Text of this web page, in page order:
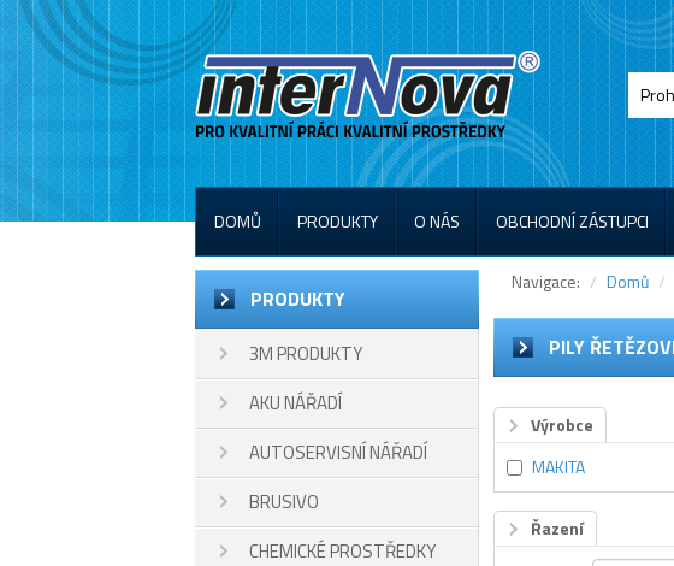
DOMŮ PRODUKTY O NÁS OBCHODNÍ ZÁSTUPCI
PRODUKTY
3M PRODUKTY
AKU NÁŘADÍ
AUTOSERVISNÍ NÁŘADÍ
BRUSIVO
CHEMICKÉ PROSTŘEDKY
Navigace: Domů
PILY
Výrobce
MAKITA
Řazení